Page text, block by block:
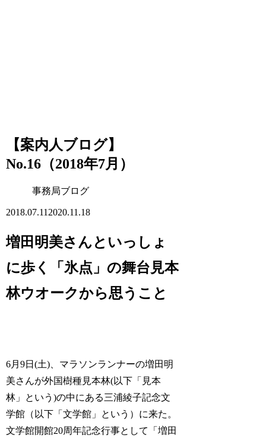
【案内人ブログ】
No.16（2018年7月）
事務局ブログ
2018.07.11 2020.11.18
増田明美さんといっしょ
に歩く「氷点」の舞台見本
林ウオークから思うこと
6月9日(土)、マラソンランナーの増田明
美さんが外国樹種見本林(以下「見本
林」という)の中にある三浦綾子記念文
学館（以下「文学館」という）に来た。
文学館開館20周年記念行事として「増田